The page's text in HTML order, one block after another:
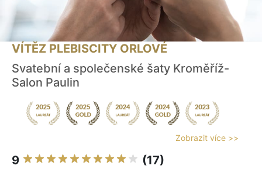
VÍTĚZ PLEBISCITY ORLOVÉ
Svatební a společenské šaty Kroměříž-
Salon Paulin
Zobrazit více >>
9 (17)